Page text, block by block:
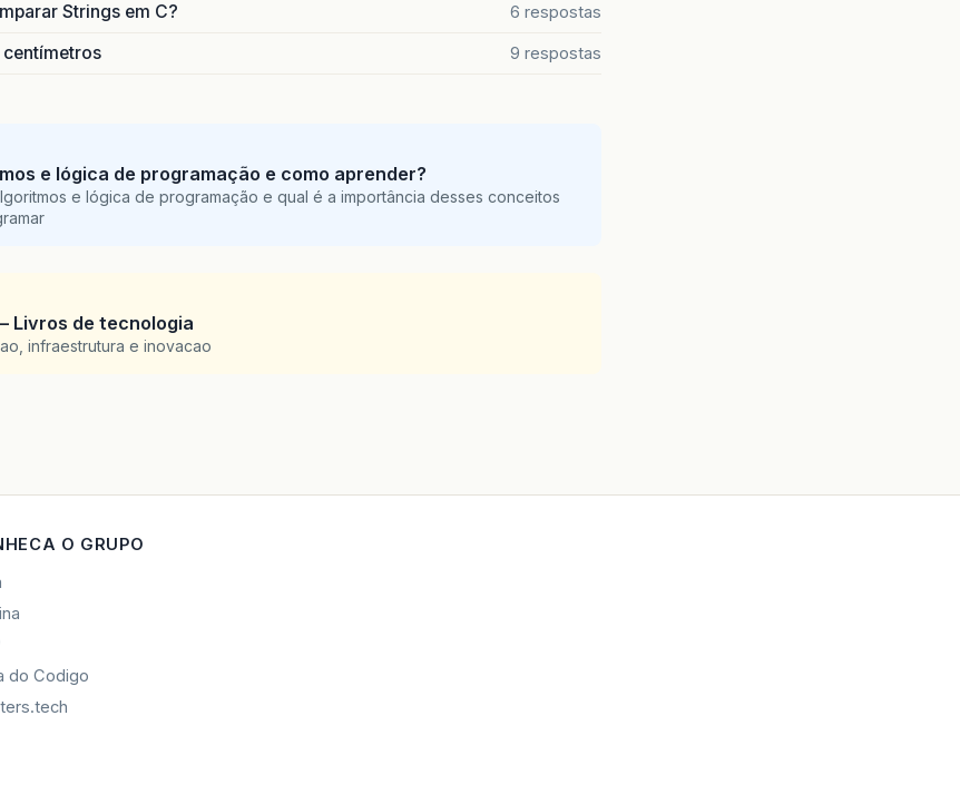
Strings em C? 6 respostas
9 respostas
e lógica de programação e como aprender?
e lógica de programação e qual é a importância desses conceitos
Livros de tecnologia
infraestrutura e inovacao
O GRUPO
do Codigo